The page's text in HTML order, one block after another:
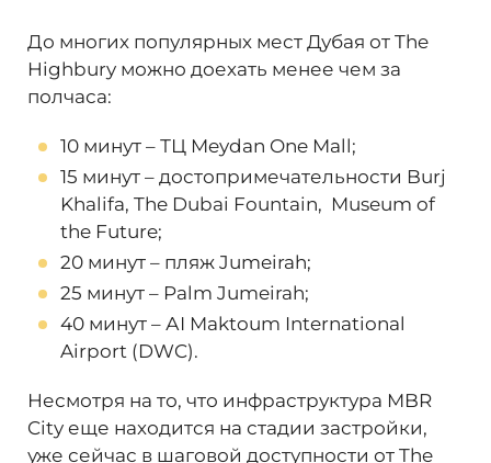
недвижимости визу сроком на 2 года или
на 10 лет (
«Золотая виза»
) с правом
последующего продления и наслаждаться
жизнью в ОАЭ не тревожась о сроках
собственник получает возможность при
необходимости сдавать апартаменты в
аренду и получать доход от своих
вложений.
Показатели средней рентабельности
инвестиций в The Highbury составляет от
8,5%. С течением времени этот показатель
будет только расти. Для получения
выгодно перепродать недвижимость не
дожидаясь завершения строительства. А
также выгодно перепродать проект еще на
До многих популярных мест Дубая от The
Highbury можно доехать менее чем за
полчаса:
10 минут – ТЦ Meydan One Mall;
15 минут – достопримечательности Burj
Khalifa, The Dubai Fountain, Museum of
the Future;
20 минут – пляж Jumeirah;
25 минут – Palm Jumeirah;
40 минут – АІ Maktoum International
Airport (DWC).
Несмотря на то, что инфраструктура MBR
City еще находится на стадии застройки,
уже сейчас в шаговой доступности от The